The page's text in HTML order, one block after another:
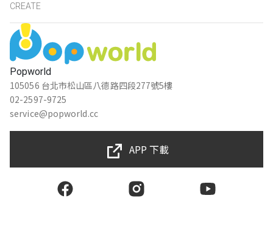
Popworld
105056 台北市松山區八德路四段277號5樓
02-2597-9725
service@popworld.cc
CREATE
APP 下載